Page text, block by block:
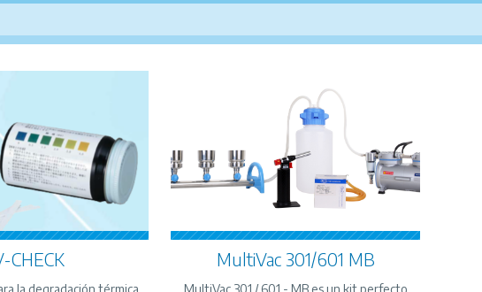
CHECK MultiVac 301/601 MB